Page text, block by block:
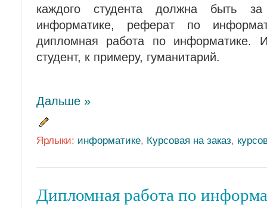
каждого студента должна быть
информатике, реферат по
дипломная работа по информатике.
студент, к примеру, гуманитарий.
Дальше »
Ярлыки: информатике, Курсовая на заказ,
Дипломная работа по